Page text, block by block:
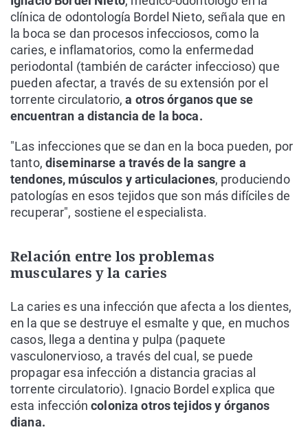
clínica de odontología Bordel Nieto, señala que en
la boca se dan procesos infecciosos, como la
caries, e inflamatorios, como la enfermedad
periodontal (también de carácter infeccioso) que
pueden afectar, a través de su extensión por el
torrente circulatorio, a otros órganos que se
encuentran a distancia de la boca.
"Las infecciones que se dan en la boca pueden, por
tanto, diseminarse a través de la sangre a
tendones, músculos y articulaciones, produciendo
patologías en esos tejidos que son más difíciles de
recuperar", sostiene el especialista.
Relación entre los problemas
musculares y la caries
La caries es una infección que afecta a los dientes,
en la que se destruye el esmalte y que, en muchos
casos, llega a dentina y pulpa (paquete
vasculonervioso, a través del cual, se puede
propagar esa infección a distancia gracias al
torrente circulatorio). Ignacio Bordel explica que
esta infeccióncoloniza otros tejidos y órganos
diana.